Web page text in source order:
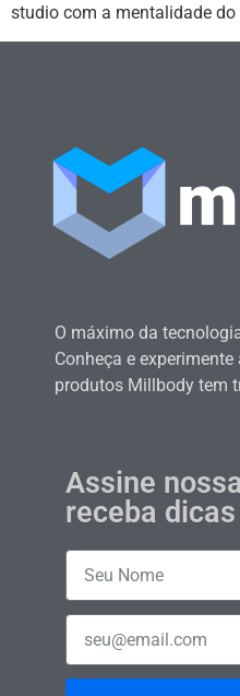
studio com a mentalidade do
O máximo da
Conheça e
produtos Millbody tem
Assine
receba